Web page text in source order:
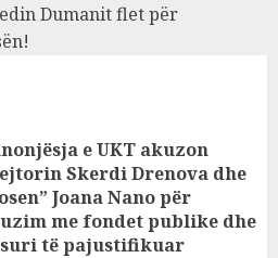
Dumanit flet për
e UKT akuzon
Skerdi Drenova dhe
Joana Nano për
me fondet publike dhe
të pajustifikuar